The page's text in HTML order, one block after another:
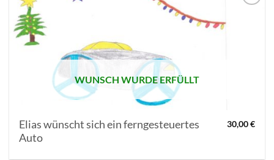
MERKLISTE
WUNSCH WURDE ERFÜLLT
Elias wünscht sich ein ferngesteuertes
Auto
30,00€